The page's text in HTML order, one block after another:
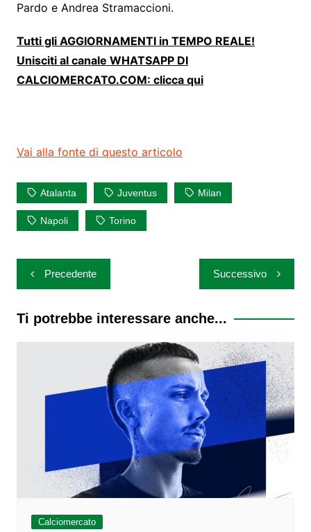
Pardo e Andrea Stramaccioni.
Tutti gli AGGIORNAMENTI in TEMPO REALE!
Unisciti al canale WHATSAPP DI
CALCIOMERCATO.COM: clicca qui
Vai alla fonte di questo articolo
Atalanta Juventus Milan
Napoli Torino
Navigazione
articoli
Precedente Successivo
Ti potrebbe interessare anche...
Calciomercato